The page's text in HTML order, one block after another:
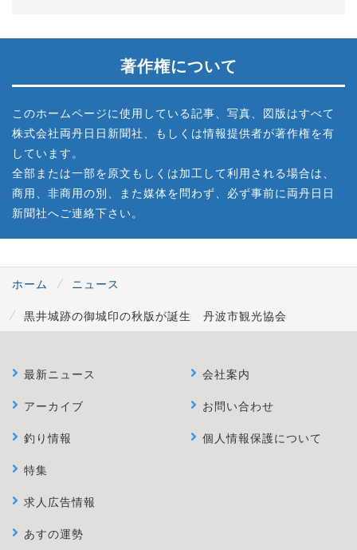
著作権について
このホームページに使用している記事、写真、図版はすべて
株式会社両丹日日新聞社、もしくは情報提供者が著作権を有
しています。
全部または一部を原文もしくは加工して利用される場合は、
商用、非商用の別、また媒体を問わず、必ず事前に両丹日日
新聞社へご連絡下さい。
ホーム
ニュース
黒井城跡の御城印の秋版が誕生 丹波市観光協会
最新ニュース
アーカイブ
釣り情報
特集
求人広告情報
あすの運勢
会社案内
お問い合わせ
個人情報保護について